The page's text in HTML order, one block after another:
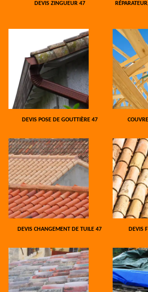
DEVIS ZINGUEUR 47
DEVIS POSE DE GOUTTIÈRE 47
DEVIS CHANGEMENT DE TUILE 47 DEVIS